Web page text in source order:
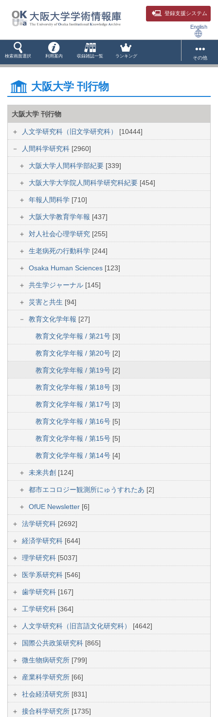
登録支援システム
English
検索画面選択 利用案内 収録雑誌一覧 ランキング その他
大阪大学 刊行物
大阪大学 刊行物
人文学研究科（旧文学研究科） [10444]
人間科学研究科 [2960]
大阪大学人間科学部紀要 [339]
大阪大学大学院人間科学研究科紀要 [454]
年報人間科学 [710]
大阪大学教育学年報 [437]
対人社会心理学研究 [255]
生老病死の行動科学 [244]
Osaka Human Sciences [123]
共生学ジャーナル [145]
災害と共生 [94]
教育文化学年報 [27]
教育文化学年報 / 第21号 [3]
教育文化学年報 / 第20号 [2]
教育文化学年報 / 第19号 [2]
教育文化学年報 / 第18号 [3]
教育文化学年報 / 第17号 [3]
教育文化学年報 / 第16号 [5]
教育文化学年報 / 第15号 [5]
教育文化学年報 / 第14号 [4]
未来共創 [124]
都市エコロジー観測所にゅうすれたあ [2]
OfUE Newsletter [6]
法学研究科 [2692]
経済学研究科 [644]
理学研究科 [5037]
医学系研究科 [546]
歯学研究科 [167]
工学研究科 [364]
人文学研究科（旧言語文化研究科） [4642]
国際公共政策研究科 [865]
微生物病研究所 [799]
産業科学研究所 [66]
社会経済研究所 [831]
接合科学研究所 [1735]